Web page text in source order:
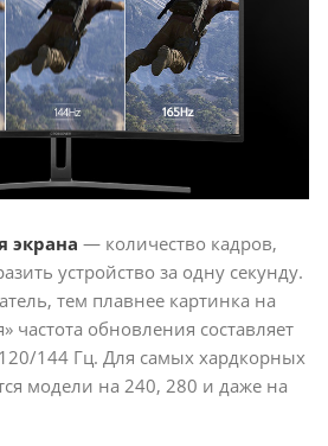
экрана — количество кадров,
устройство за одну секунду.
тем плавнее картинка на
частота обновления составляет
144 Гц. Для самых хардкорных
модели на 240, 280 и даже на